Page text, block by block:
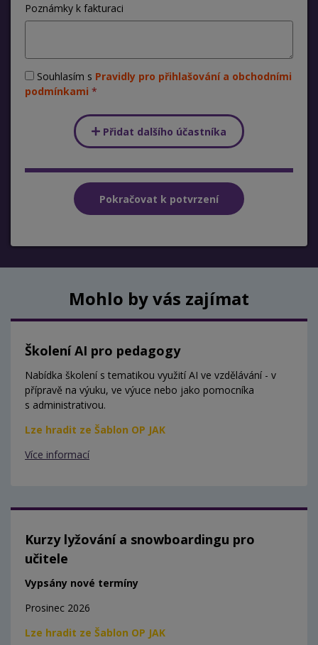
Poznámky k fakturaci
Souhlasím s Pravidly pro přihlašování a obchodními
podmínkami
Přidat dalšího účastníka
Mohlo by vás zajímat
Školení AI pro pedagogy
Nabídka školení s tematikou využití AI ve vzdělávání - v
přípravě na výuku, ve výuce nebo jako pomocníka
s administrativou.
Lze hradit ze Šablon OP JAK
Více informací
Kurzy lyžování a snowboardingu pro
učitele
Vypsány nové termíny
Prosinec 2026
Lze hradit ze Šablon OP JAK